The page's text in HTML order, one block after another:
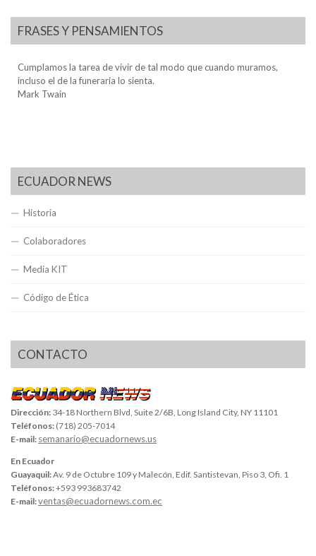
FRASES Y PENSAMIENTOS
Cumplamos la tarea de vivir de tal modo que cuando muramos,
incluso el de la funeraria lo sienta.
Mark Twain
ECUADOR NEWS
Historia
Colaboradores
Media KIT
Código de Ética
CONTACTO
Dirección: 34-18 Northern Blvd, Suite 2/6B, Long Island City, NY 11101
Teléfonos: (718) 205-7014
E-mail: semanario@ecuadornews.us
En Ecuador
Guayaquil:Av. 9 de Octubre 109 y Malecón, Edif. Santistevan, Piso 3, Ofi. 1
Teléfonos:+593 993683742
E-mail:ventas@ecuadornews.com.ec